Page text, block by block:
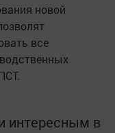
новой
все
интересным в